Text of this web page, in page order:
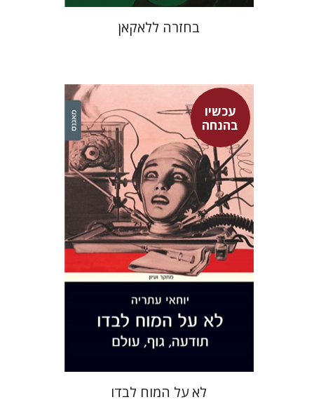
בחזרה ללאקאן
עכשיו
בהנחהיוחאי עתריה
עכשיו בהנחה
$35
$26
לא על המוח לבדו